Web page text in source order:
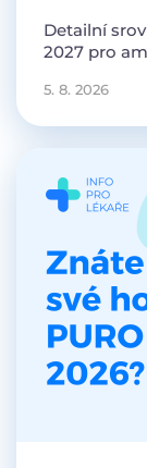
Detailní
2027 pro
5. 8. 2026